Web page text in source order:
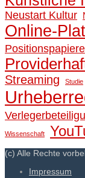
Neustart Kultur
Online-
Positionspapiere
Streaming Studie
Wissenschaft
(c) Alle Rechte
Impressum